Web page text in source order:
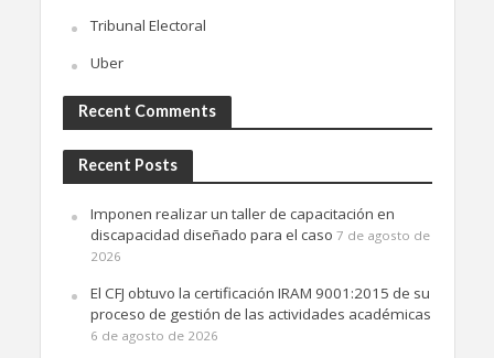
Tribunal Electoral
Uber
Recent Comments
Recent Posts
Imponen realizar un taller de capacitación en
discapacidad diseñado para el caso 7 de agosto de
2026
El CFJ obtuvo la certificación IRAM 9001:2015 de su
proceso de gestión de las actividades académicas
6 de agosto de 2026